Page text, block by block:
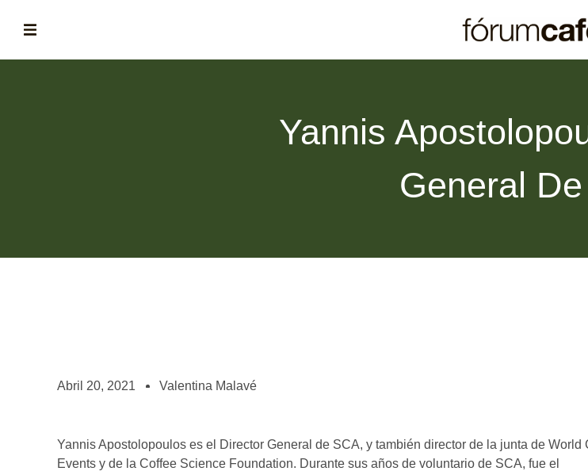
¡te imaginas vivir de tu pasión por el café?
Yannis
General
Abril 20, 2021 Valentina Malavé
Yannis Apostolopoulos es el Director General de SCA, y también director de la junta de World
Events y de la Coffee Science Foundation. Durante sus años de voluntario de SCA, fue el